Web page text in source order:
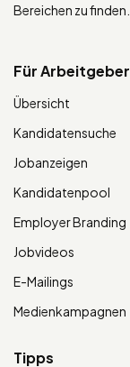
Bereichen zu finden.
Für Arbeitgeber
Übersicht
Kandidatensuche
Jobanzeigen
Kandidatenpool
Employer Branding
Jobvideos
E-Mailings
Medienkampagnen
Tipps